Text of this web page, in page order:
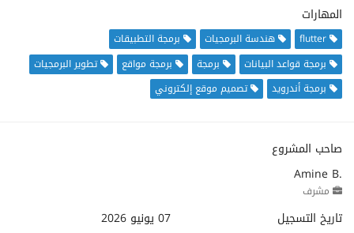
المهارات
flutter هندسة البرمجيات
برمجة التطبيقات
برمجة قواعد البيانات
برمجة برمجة مواقع
تطوير البرمجيات
برمجة أندرويد
تصميم موقع إلكتروني
صاحب المشروع
Amine B.
مشرف
تاريخ التسجيل
07 يونيو 2026